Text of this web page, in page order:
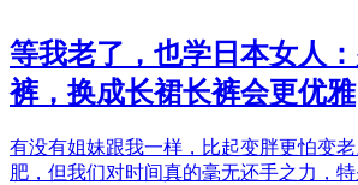
等我老了，也学日本女人
裤，换成长裙长裤会更优雅
有没有姐妹跟我一样，比起变胖更怕变
肥，但我们对时间真的毫无还手之力，